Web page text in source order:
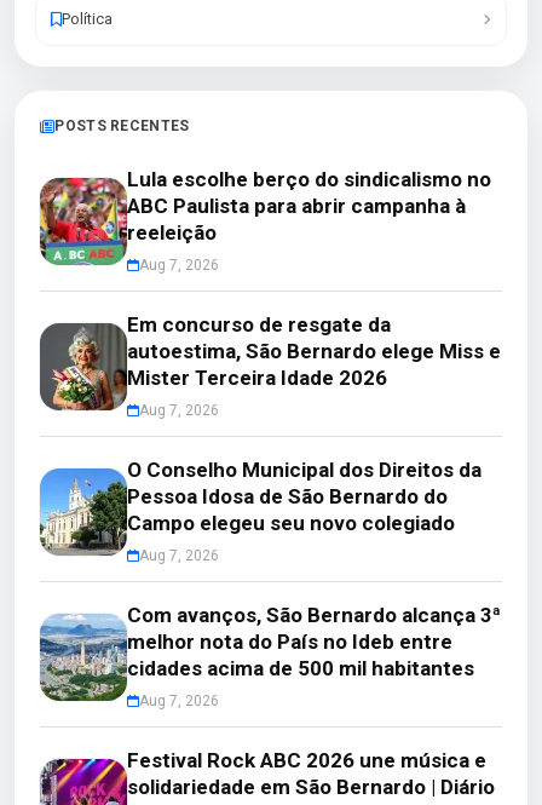
Política
POSTS RECENTES
Lula escolhe berço do sindicalismo no
ABC Paulista para abrir campanha à
reeleição
Aug 7, 2026
Em concurso de resgate da
autoestima, São Bernardo elege Miss e
Mister Terceira Idade 2026
Aug 7, 2026
O Conselho Municipal dos Direitos da
Pessoa Idosa de São Bernardo do
Campo elegeu seu novo colegiado
Aug 7, 2026
Com avanços, São Bernardo alcança 3ª
melhor nota do País no Ideb entre
cidades acima de 500 mil habitantes
Aug 7, 2026
Festival Rock ABC 2026 une música e
solidariedade em São Bernardo | Diário